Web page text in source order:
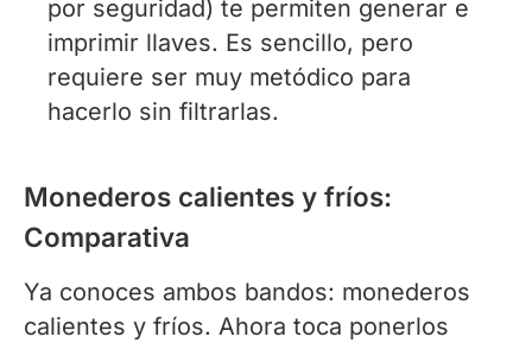
por seguridad) te permiten generar e
imprimir llaves. Es sencillo, pero
requiere ser muy metódico para
hacerlo sin filtrarlas.
Monederos calientes y fríos:
Comparativa
Ya conoces ambos bandos: monederos
calientes y fríos. Ahora toca ponerlos